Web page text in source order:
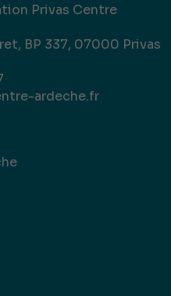
Privas Centre
BP 337, 07000 Privas
ardeche.fr